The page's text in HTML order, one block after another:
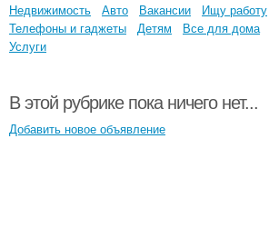
Недвижимость Авто Вакансии Ищу работу
Телефоны и гаджеты
Детям Все для дома
Услуги
В этой рубрике пока ничего нет...
Добавить новое объявление